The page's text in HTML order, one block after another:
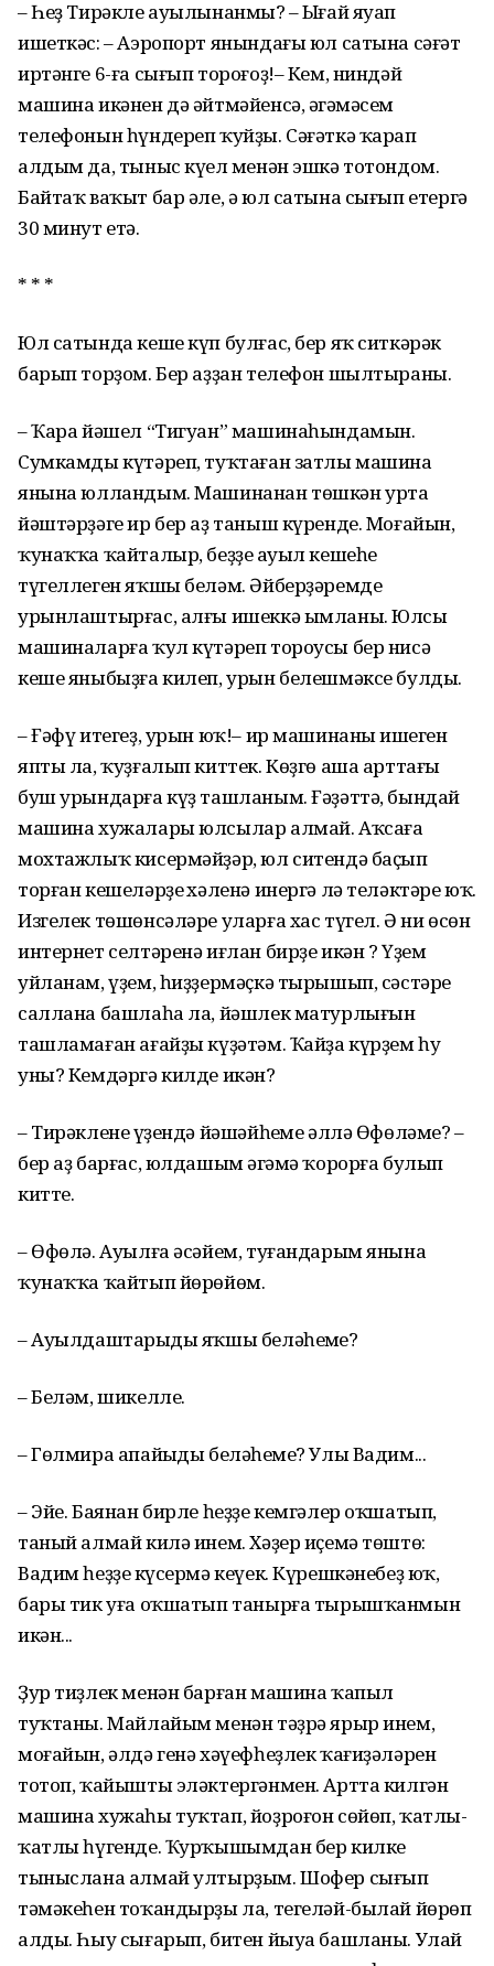
– Һеҙ Тирәкле ауылынанмы? – Ыңғай яуап
ишеткәс: – Аэропорт янындағы юл сатына сәғәт
иртәнге 6-ға сығып тороғоҙ!– Кем, ниндәй
машина икәнен дә әйтмәйенсә, әңгәмәсем
телефонын һүндереп ҡуйҙы. Сәғәткә ҡарап
алдым да, тыныс күңел менән эшкә тотондом.
Байтаҡ ваҡыт бар әле, ә юл сатына сығып етергә
30 минут етә.
* * *
Юл сатында кеше күп булғас, бер яҡ ситкәрәк
барып торҙом. Бер аҙҙан телефон шылтыраны.
– Ҡара йәшел “Тигуан” машинаһындамын.
Сумкамды күтәреп, туҡтаған затлы машина
янына юлландым. Машинанан төшкән урта
йәштәрҙәге ир бер аҙ таныш күренде. Моғайын,
ҡунаҡҡа ҡайталыр, беҙҙең ауыл кешеһе
түгеллеген яҡшы беләм. Әйберҙәремде
урынлаштырғас, алғы ишеккә ымланы. Юлсы
машиналарға ҡул күтәреп тороу­сы бер нисә
кеше яныбыҙға килеп, урын белешмәксе булды.
– Ғәфү итегеҙ, урын юҡ!– ир машинаның ишеген
япты ла, ҡуҙғалып киттек. Көҙгө аша арттағы
буш урындарға күҙ ташланым. Ғәҙәттә, бындай
машина хужалары юлсылар алмай. Аҡсаға
мохтажлыҡ кисермәйҙәр, юл ситендә баҫып
торған кешеләрҙең хәленә инергә лә теләктәре юҡ.
Изгелек төшөнсәләре уларға хас түгел. Ә ни өсөн
интернет селтәренә иғлан бирҙе икән ? Үҙем
уйланам, үҙем, һиҙҙермәҫкә тырышып, сәстәре
саллана башлаһа ла, йәшлек матурлығын
ташламаған ағайҙы күҙәтәм. Ҡайҙа күрҙем һуң
уны? Кемдәргә килде икән?
– Тирәкленең үҙендә йәшәйһеңме әллә Өфөләме? –
бер аҙ барғас, юлдашым әңгәмә ҡорорға булып
китте.
– Өфөлә. Ауылға әсәйем, туғандарым янына
ҡунаҡҡа ҡайтып йөрөйөм.
– Ауылдаштарыңды яҡшы беләһеңме?
– Беләм, шикелле.
– Гөлмира апайыңды беләһеңме? Улы Вадим...
– Эйе. Баянан бирле һеҙҙе кемгәлер оҡшатып,
таный алмай килә инем. Хәҙер иҫемә төштө:
Вадим һеҙҙең күсермә кеүек. Күрешкәнебеҙ юҡ,
бары тик уға оҡшатып танырға тырышҡанмын
икән...
Ҙур тиҙлек менән барған машина ҡапыл
туҡтаны. Майлайым менән тәҙрә ярыр инем,
моғайын, әлдә генә хәүефһеҙлек ҡағиҙәләрен
тотоп, ҡайышты эләк­тергәнмен. Артта килгән
машина хужаһы туҡтап, йоҙроғон сөйөп, ҡатлы-
ҡатлы һүгенде. Ҡурҡышымдан бер килке
тыныслана алмай ултырҙым. Шофер сығып
тәмәкеһен тоҡандырҙы ла, тегеләй-былай йөрөп
алды. Һыу сығарып, битен йыуа башланы. Улай